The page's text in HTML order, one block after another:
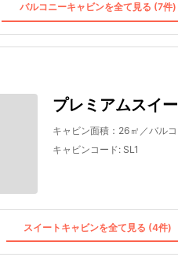
バルコニーキャビンを全て見る (7件)
プレミアムスイ
キャビン面積：26㎡／バル
キャビンコード: SL1
スイートキャビンを全て見る (4件)